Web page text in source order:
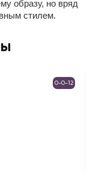
образу, но вряд
стилем.
0-0-12